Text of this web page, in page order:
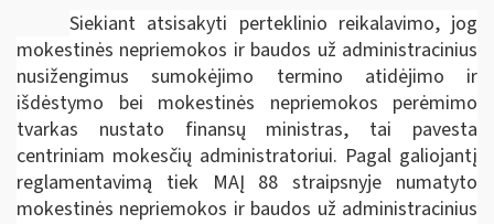
Siekiant atsisakyti perteklinio reikalavimo, jog
mokestinės nepriemokos ir baudos už administracinius
nusižengimus sumokėjimo termino atidėjimo ir
išdėstymo bei mokestinės nepriemokos perėmimo
tvarkas nustato finansų ministras, tai pavesta
centriniam mokesčių administratoriui. Pagal galiojantį
reglamentavimą tiek MAĮ 88 straipsnyje numatyto
mokestinės nepriemokos ir baudos už administracinius